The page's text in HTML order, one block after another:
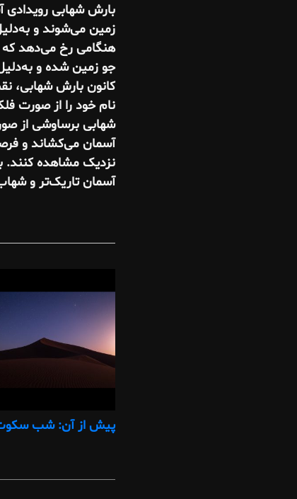
بارش شهابی رویدادی
زمین می‌شوند و
هنگامی رخ می‌دهد که
جو زمین شده و
کانون بارش شهابی،
نام خود را از صورت
شهابی برساوشی از
آسمان می‌کشاند و
نزدیک مشاهده کنند.
آسمان تاریک‌تر و
پیش از آن: شب